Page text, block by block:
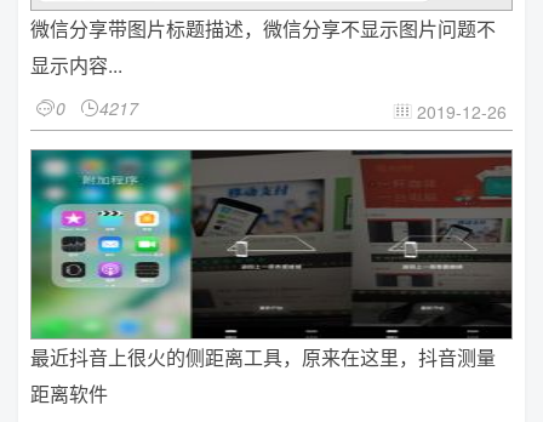
微信分享带图片标题描述，微信分享不显示图片问题不
显示内容...
0 4217  2019-12-26
最近抖音上很火的侧距离工具，原来在这里，抖音测量
距离软件